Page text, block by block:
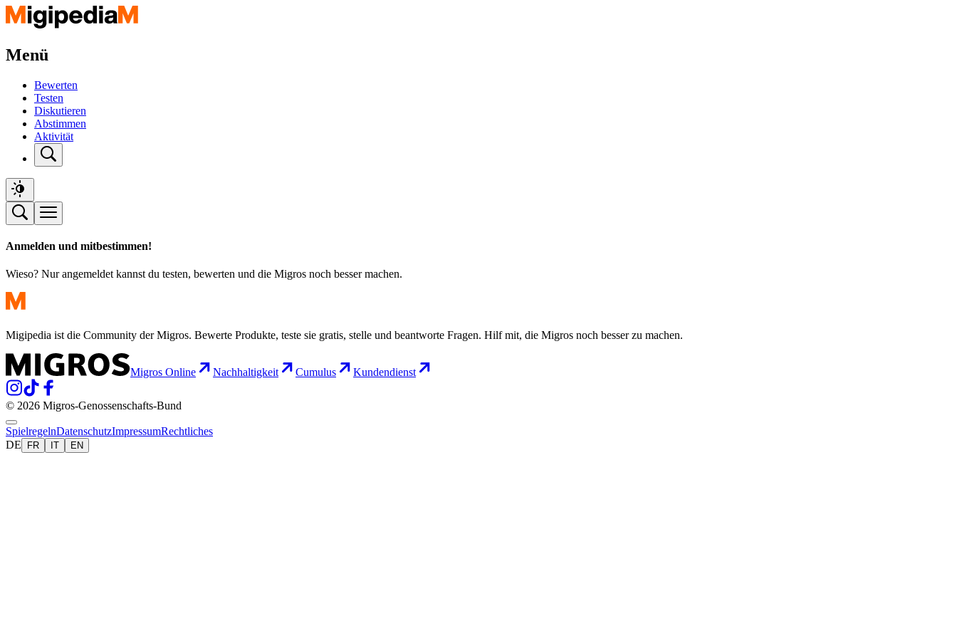
Menü
Bewerten
Testen
Diskutieren
Abstimmen
Aktivität
Anmelden und mitbestimmen!
Wieso? Nur angemeldet kannst du testen, bewerten und die Migros noch besser machen.
Migipedia ist die Community der Migros. Bewerte Produkte, teste sie gratis, stelle und beantworte Fragen. Hilf mit, die Migros noch besser zu machen.
Migros Online Nachhaltigkeit Cumulus Kundendienst
© 2026 Migros-Genossenschafts-Bund
SpielregelnDatenschutzImpressumRechtliches
DE
FR IT EN